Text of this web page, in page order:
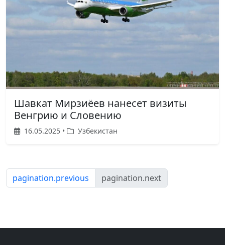
Шавкат Мирзиёев нанесет визиты
Венгрию и Словению
16.05.2025 • Узбекистан
pagination.previous pagination.next